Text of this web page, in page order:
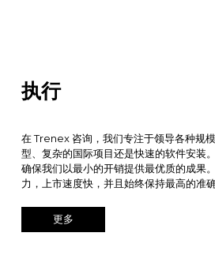
执行
在 Trenex 咨询，我们专注于领导各种规
型、复杂的国际项目还是快速的软件安装
确保我们以最小的开销提供最优质的成果
力，上市速度快，并且始终保持最高的准
更多